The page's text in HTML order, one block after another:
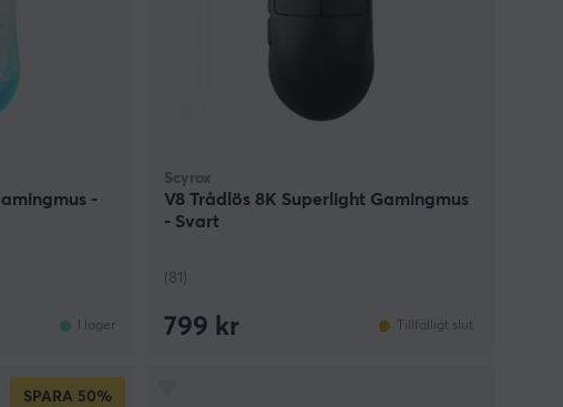
-
I lager
Scyrox
V8 Trådlös 8K Superlight Gamingmus
- Svart
(81)
799 kr Tillfälligt slut
SPARA 50%